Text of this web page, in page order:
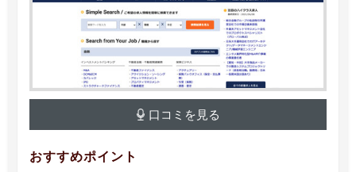
口コミを見る
おすすめポイント